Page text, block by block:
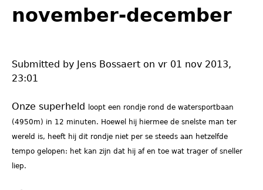
here
november-december
Submitted by Jens Bossaert on vr 01 nov 2013,
23:01
Onze superheld
loopt een rondje rond de watersportbaan
(4950m) in 12 minuten. Hoewel hij hiermee de snelste man ter
wereld is, heeft hij dit rondje niet per se steeds aan hetzelfde
tempo gelopen: het kan zijn dat hij af en toe wat trager of sneller
liep.